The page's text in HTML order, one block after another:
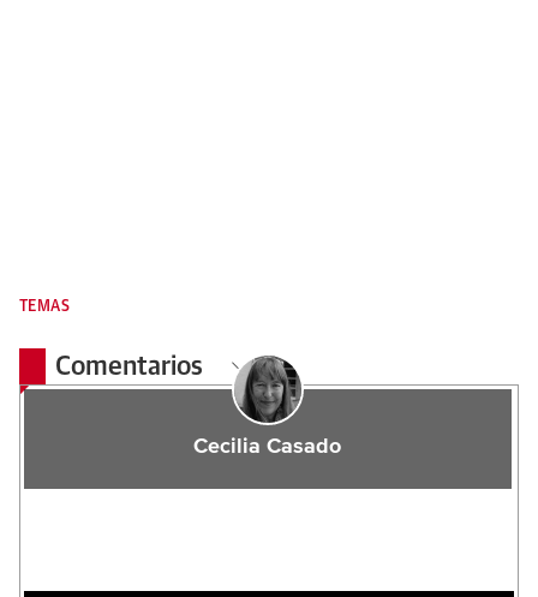
TEMAS
Comentarios
Cecilia Casado